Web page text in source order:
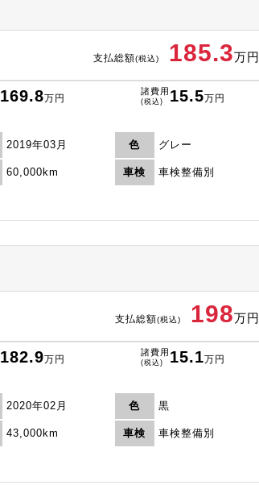
支払総額(税込) 185.3万円
169.8万円
諸費用
(税込) 15.5万円
2019年03月 色 グレー
60,000km 車検 車検整備別
支払総額(税込) 198万円
182.9万円
諸費用
(税込) 15.1万円
2020年02月 色 黒
43,000km 車検 車検整備別